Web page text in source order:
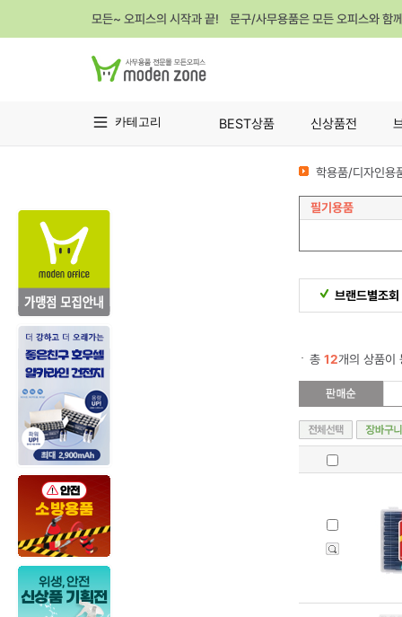
모든~ 오피스의 시작과 끝! 문구/사무용품은 모든 오피스와 함
카테고리 BEST상품 신상품전
학용품/디자인용
필기용품
브랜드별조회
총 12개의 상품이